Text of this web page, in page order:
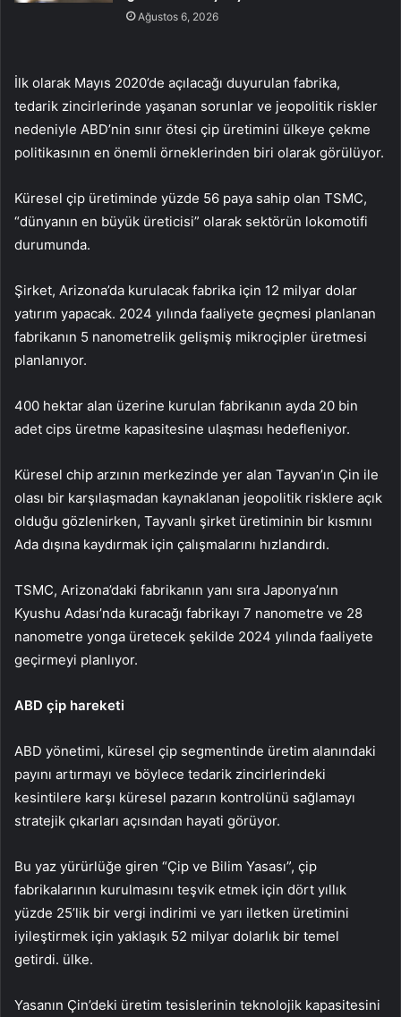
Ağustos 6, 2026
İlk olarak Mayıs 2020’de açılacağı duyurulan fabrika,
tedarik zincirlerinde yaşanan sorunlar ve jeopolitik riskler
nedeniyle ABD’nin sınır ötesi çip üretimini ülkeye çekme
politikasının en önemli örneklerinden biri olarak görülüyor.
Küresel çip üretiminde yüzde 56 paya sahip olan TSMC,
“dünyanın en büyük üreticisi” olarak sektörün lokomotifi
durumunda.
Şirket, Arizona’da kurulacak fabrika için 12 milyar dolar
yatırım yapacak. 2024 yılında faaliyete geçmesi planlanan
fabrikanın 5 nanometrelik gelişmiş mikroçipler üretmesi
planlanıyor.
400 hektar alan üzerine kurulan fabrikanın ayda 20 bin
adet cips üretme kapasitesine ulaşması hedefleniyor.
Küresel chip arzının merkezinde yer alan Tayvan’ın Çin ile
olası bir karşılaşmadan kaynaklanan jeopolitik risklere açık
olduğu gözlenirken, Tayvanlı şirket üretiminin bir kısmını
Ada dışına kaydırmak için çalışmalarını hızlandırdı.
TSMC, Arizona’daki fabrikanın yanı sıra Japonya’nın
Kyushu Adası’nda kuracağı fabrikayı 7 nanometre ve 28
nanometre yonga üretecek şekilde 2024 yılında faaliyete
geçirmeyi planlıyor.
ABD çip hareketi
ABD yönetimi, küresel çip segmentinde üretim alanındaki
payını artırmayı ve böylece tedarik zincirlerindeki
kesintilere karşı küresel pazarın kontrolünü sağlamayı
stratejik çıkarları açısından hayati görüyor.
Bu yaz yürürlüğe giren “Çip ve Bilim Yasası”, çip
fabrikalarının kurulmasını teşvik etmek için dört yıllık
yüzde 25’lik bir vergi indirimi ve yarı iletken üretimini
iyileştirmek için yaklaşık 52 milyar dolarlık bir temel
getirdi. ülke.
Yasanın Çin’deki üretim tesislerinin teknolojik kapasitesini